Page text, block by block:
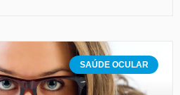
SAÚDE OCULAR